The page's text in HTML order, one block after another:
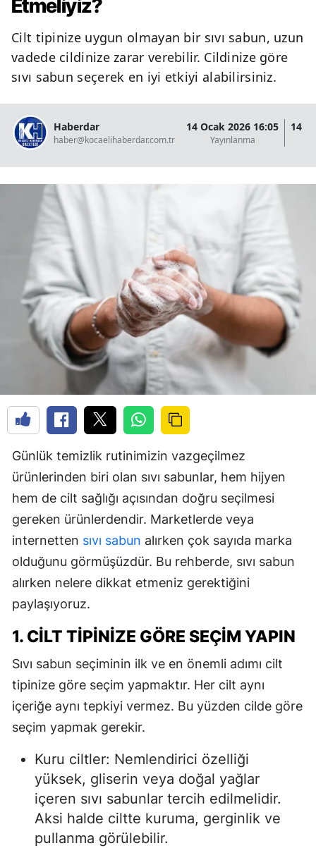
Etmeliyiz?
Cilt tipinize uygun olmayan bir sıvı sabun, uzun
vadede cildinize zarar verebilir. Cildinize göre
sıvı sabun seçerek en iyi etkiyi alabilirsiniz.
Haberdar
haber@kocaelihaberdar.com.tr
14 Ocak 2026 16:05
Yayınlanma
14
Günlük temizlik rutinimizin vazgeçilmez
ürünlerinden biri olan sıvı sabunlar, hem hijyen
hem de cilt sağlığı açısından doğru seçilmesi
gereken ürünlerdendir. Marketlerde veya
internetten sıvı sabun alırken çok sayıda marka
olduğunu görmüşüzdür. Bu rehberde, sıvı sabun
alırken nelere dikkat etmeniz gerektiğini
paylaşıyoruz.
1. CILT TIPINIZE GÖRE SEÇIM YAPIN
Sıvı sabun seçiminin ilk ve en önemli adımı cilt
tipinize göre seçim yapmaktır. Her cilt aynı
içeriğe aynı tepkiyi vermez. Bu yüzden cilde göre
seçim yapmak gerekir.
Kuru ciltler: Nemlendirici özelliği
yüksek, gliserin veya doğal yağlar
içeren sıvı sabunlar tercih edilmelidir.
Aksi halde ciltte kuruma, gerginlik ve
pullanma görülebilir.